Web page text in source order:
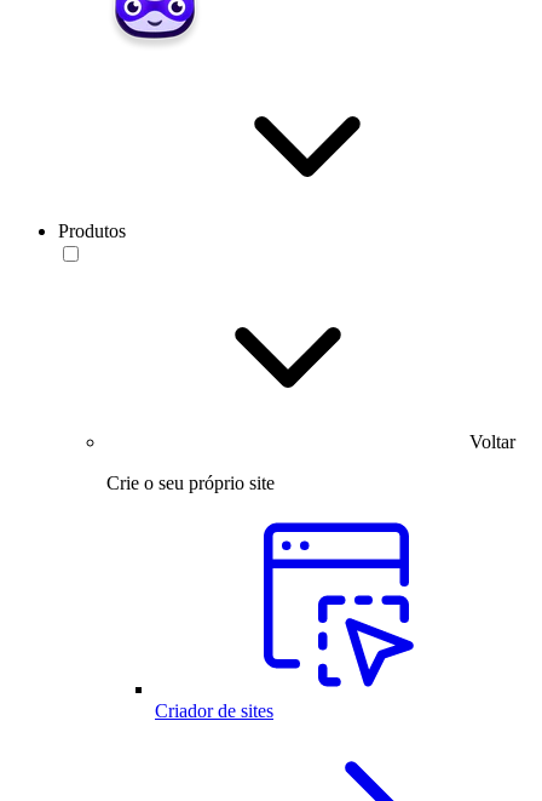
Produtos
Voltar
Crie o seu próprio site
Criador de sites